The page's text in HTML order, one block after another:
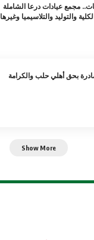
مجمع عيادات درعا الشاملة
والتوليد والتلاسيميا وغيرها
بحق أهلي حلب والكرامة
Show More